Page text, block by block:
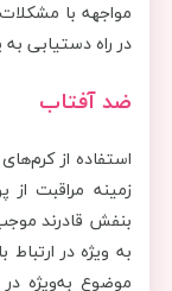
مواجهه با
در راه دستیابی
ضد آفتاب
استفاده از
زمینه مراقبت
بنفش قادرند
به ویژه در
موضوع به‌ویژه